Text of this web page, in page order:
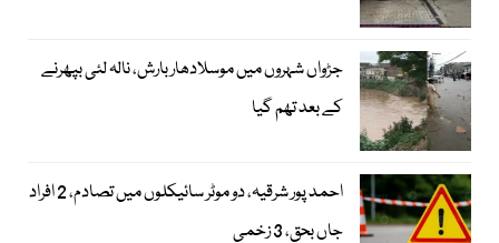
جڑواں شہروں میں موسلادھار بارش، نالہ لئی بپھرنے
کے بعد تھم گیا
احمد پور شرقیہ، دو موٹر سائیکلوں میں تصادم، 2 افراد
جاں بحق، 3 زخمی